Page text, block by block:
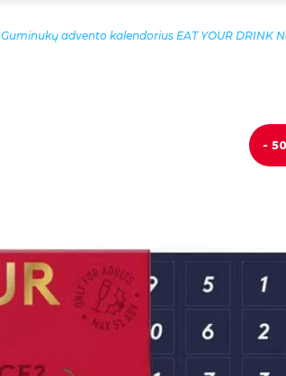
Guminukų advento kalendorius EAT YOUR DRINK
-